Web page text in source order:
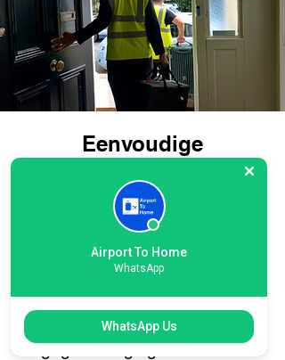
Eenvoudige
bagagebezorging op
Terminal 2 International
Heathrow Airport: reis
slimmer, niet moeilijker
Het boeken van uw
bagagebezorging voor Terminal
Airport To Home
WhatsApp
WhatsApp Us